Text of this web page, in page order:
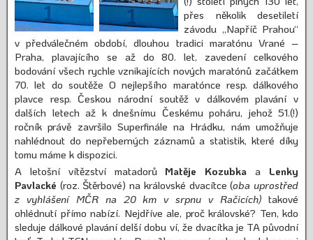
přes několik desetiletí
závodu „Napříč Prahou“
v předválečném období, dlouhou tradici maratónu Vrané –
Praha, plavajícího se až do 80. let, zavedení celkového
bodování všech rychle vznikajících nových maratónů začátkem
70. let do soutěže O nejlepšího maratónce resp. dálkového
plavce resp. Českou národní soutěž v dálkovém plavání v
dalších letech až k dnešnímu Českému poháru, jehož 51.(!)
ročník právě završilo Superfinále na Hrádku, nám umožňuje
nahlédnout do nepřeberných záznamů a statistik, které díky
tomu máme k dispozici.
A letošní vítězství matadorů Matěje Kozubka a Lenky
Pavlacké (roz. Štěrbové) na královské dvacítce (oba uprostřed
z vyhlášení MČR na 20 km v srpnu v Račicích) takové
ohlédnutí přímo nabízí. Nejdříve ale, proč královské? Ten, kdo
sleduje dálkové plavání delší dobu ví, že dvacítka je TA původní